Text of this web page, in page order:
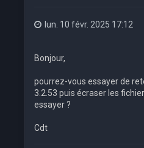
lun. 10 févr. 2025 17:12
Bonjour,
pourrez-vous essayer de
3.2.53 puis écraser les
essayer ?
Cdt